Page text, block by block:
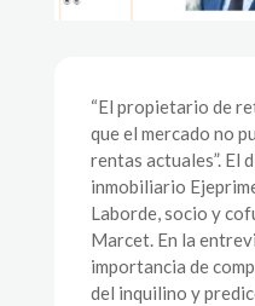
“El propietario de
que el mercado no
rentas actuales”. El
inmobiliario
Laborde, socio y
Marcet. En la
importancia de
del inquilino y